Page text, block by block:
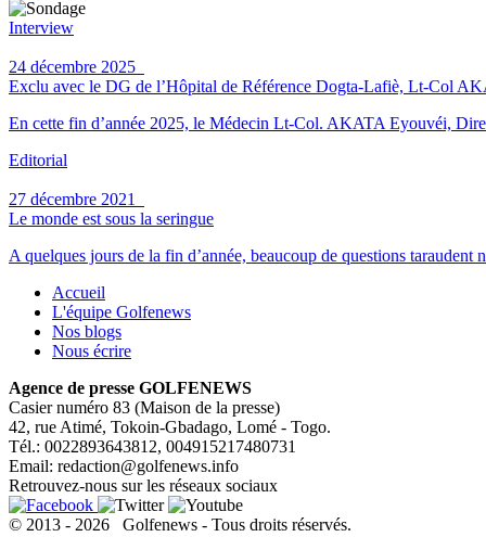
Interview
24 décembre 2025
Exclu avec le DG de l’Hôpital de Référence Dogta-Lafiè, Lt-Col
En cette fin d’année 2025, le Médecin Lt-Col. AKATA Eyouvéi,
Editorial
27 décembre 2021
Le monde est sous la seringue
A quelques jours de la fin d’année, beaucoup de questions
Accueil
L'équipe Golfenews
Nos blogs
Nous écrire
Agence de presse GOLFENEWS
Casier numéro 83 (Maison de la presse)
42, rue Atimé, Tokoin-Gbadago, Lomé - Togo.
Tél.: 0022893643812, 004915217480731
Email: redaction@golfenews.info
Retrouvez-nous sur les réseaux sociaux
© 2013 - 2026 Golfenews - Tous droits réservés.